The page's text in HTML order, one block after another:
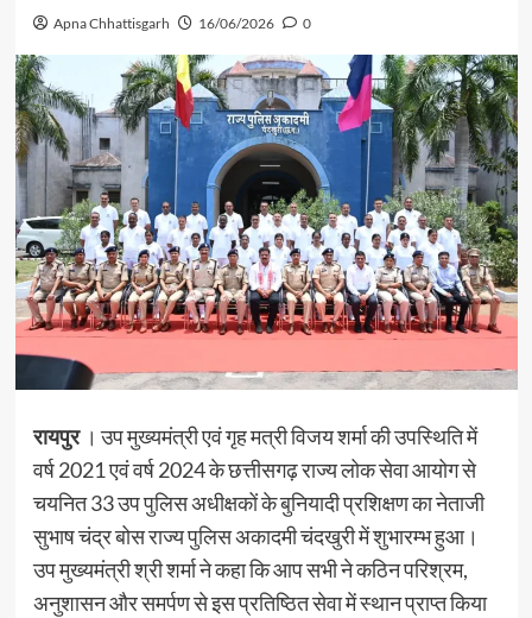
Apna Chhattisgarh 16/06/2026 0
रायपुर। उप मुख्यमंत्री एवं गृह मत्री विजय शर्मा की उपस्थिति में
वर्ष 2021 एवं वर्ष 2024 के छत्तीसगढ़ राज्य लोक सेवा आयोग से
चयनित 33 उप पुलिस अधीक्षकों के बुनियादी प्रशिक्षण का नेताजी
सुभाष चंद्र बोस राज्य पुलिस अकादमी चंदखुरी में शुभारम्भ हुआ।
उप मुख्यमंत्री श्री शर्मा ने कहा कि आप सभी ने कठिन परिश्रम,
अनुशासन और समर्पण से इस प्रतिष्ठित सेवा में स्थान प्राप्त किया